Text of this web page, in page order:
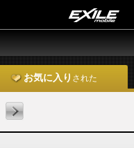
お気に入り された